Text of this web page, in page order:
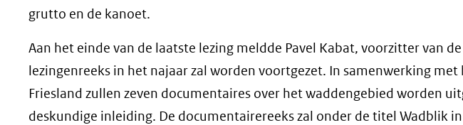
grutto en de kanoet.
Aan het einde van de laatste lezing meldde Pavel Kabat, voorzitter van
lezingenreeks in het najaar zal worden voortgezet. In samenwerking
Friesland zullen zeven documentaires over het waddengebied worden
deskundige inleiding. De documentairereeks zal onder de titel Wadblik